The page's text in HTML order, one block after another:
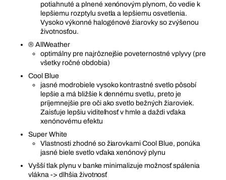
potiahnuté a plnené xenónovým plynom, čo vedie k
lepšiemu rozptylu svetla a lepšiemu osvetlenia.
Vysoko výkonné halogénové žiarovky so zvýšenou
životnosťou.
® AllWeather
optimálny pre najrôznejšie poveternostné vplyvy (pre
všetky ročné obdobia)
Cool Blue
jasné modrobiele vysoko kontrastné svetlo pôsobí
lepšie a má bližšie k dennému svetlu, preto je
príjemnejšie pre oči ako svetlo bežných žiaroviek.
Zaisťuje lepšiu viditeľnosť v hmle a daždi vďaka
xenónovému efektu
Super White
Vlastnosti zhodné so žiarovkami Cool Blue, ponúka
jasné biele svetlo vďaka xenónový plynu
Vyšší tlak plynu v banke minimalizuje možnosť spálenia
vlákna -> dlhšia životnosť